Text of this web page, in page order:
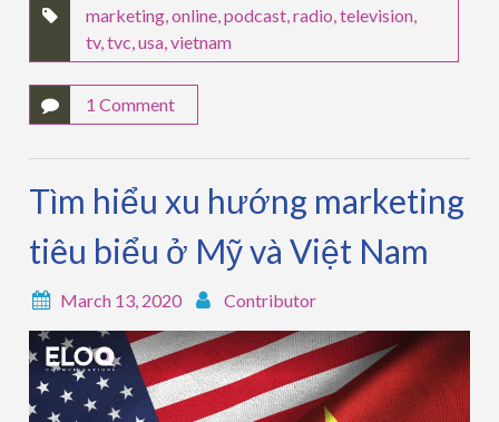
marketing ,online ,podcast ,radio ,television
tv,tvc ,usa ,vietnam
1 Comment
Tìm hiểu xu hướng marketing
tiêu biểu ở Mỹ và Việt Nam
March 13, 2020 Contributor